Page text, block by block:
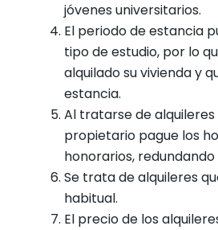
jóvenes universitarios.
El periodo de estancia
tipo de estudio, por lo
alquilado su vivienda y
estancia.
Al tratarse de
propietario pague los
honorarios,
Se trata de alquileres
habitual.
El precio de los